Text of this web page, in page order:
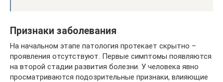
Признаки заболевания
На начальном этапе патология протекает скрытно –
проявления отсутствуют. Первые симптомы появляются
на второй стадии развития болезни. У человека явно
просматриваются подозрительные признаки, влияющие